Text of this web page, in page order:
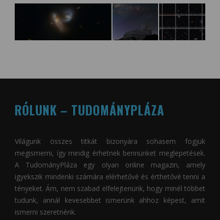
RÓLUNK – TUDOMÁNYPLÁZA
Világunk összes titkát bizonyára sohasem fogjuk
megismerni, így mindig érhetnek bennünket meglepetések.
A TudományPláza egy olyan online magazin, amely
igyekszik mindenki számára elérhetővé és érthetővé tenni a
tényeket. Ám, nem szabad elfelejtenünk, hogy minél többet
tudunk, annál kevesebbet ismerünk ahhoz képest, amit
ismerni szeretnénk.